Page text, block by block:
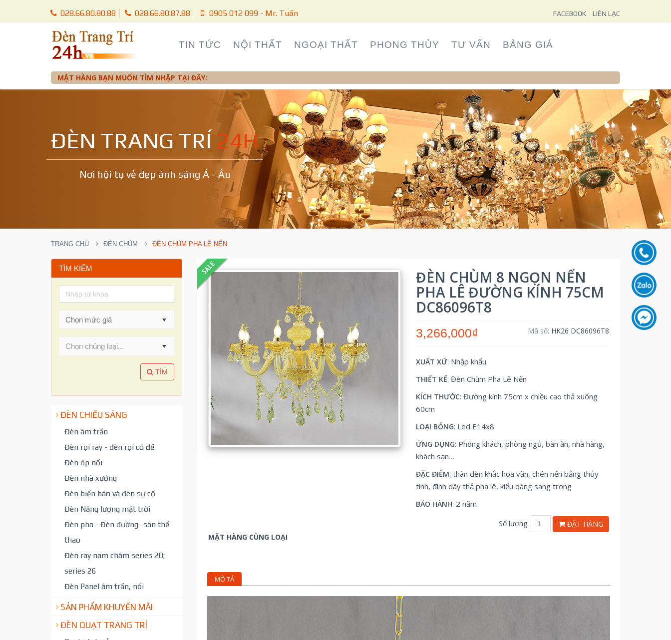
028.66.80.80.88 028.66.80.87.88 0905 012 099 - Mr. Tuấn FACEBOOK LIÊN LẠC
TIN TỨC NỘI THẤT NGOẠI THẤT PHONG THỦY TƯ VẤN BẢNG GIÁ
MẶT HÀNG BẠN MUỐN TÌM NHẬP TẠI ĐÂY:
ĐÈN TRANG TRÍ 24H
Nơi hội tụ vẻ đẹp ánh sáng Á - Âu
TRANG CHỦ ĐÈN CHÙM ĐÈN CHÙM PHA LÊ NẾN
TÌM KIẾM
Chọn chủng loại...
TÌM
ĐÈN CHIẾU SÁNG
Đèn âm trần
Đèn rọi ray - đèn rọi có đế
Đèn ốp nổi
Đèn nhà xưởng
Đèn biển báo và đèn sự cố
Đèn Năng lượng mặt trời
Đèn pha - Đèn đường- sân thể
thao
Đèn ray nam châm series 20;
series 26
Đèn Panel âm trần, nổi
SẢN PHẨM KHUYẾN MÃI
ĐÈN QUẠT TRANG TRÍ
ĐÈN CHÙM 8 NGỌN NẾN
PHA LÊ ĐƯỜNG KÍNH 75CM
DC86096T8
3,266,000₫ Mã số: HK26 DC86096T8
XUẤT XỨ: Nhập khẩu
THIẾT KẾ: Đèn Chùm Pha Lê Nến
KÍCH THƯỚC: Đường kính 75cm x chiều cao thả xuống
60cm
LOẠI BÓNG: Led E14x8
ỨNG DỤNG: Phòng khách, phòng ngủ, bàn ăn, nhà hàng,
khách sạn…
ĐẶC ĐIỂM: thân đèn khắc hoa văn, chén nến bằng thủy
tinh, đính dây thả pha lê, kiểu dáng sang trọng
BẢO HÀNH: 2 năm
Số lượng:
ĐẶT HÀNG
MẶT HÀNG CÙNG LOẠI
MÔ TẢ